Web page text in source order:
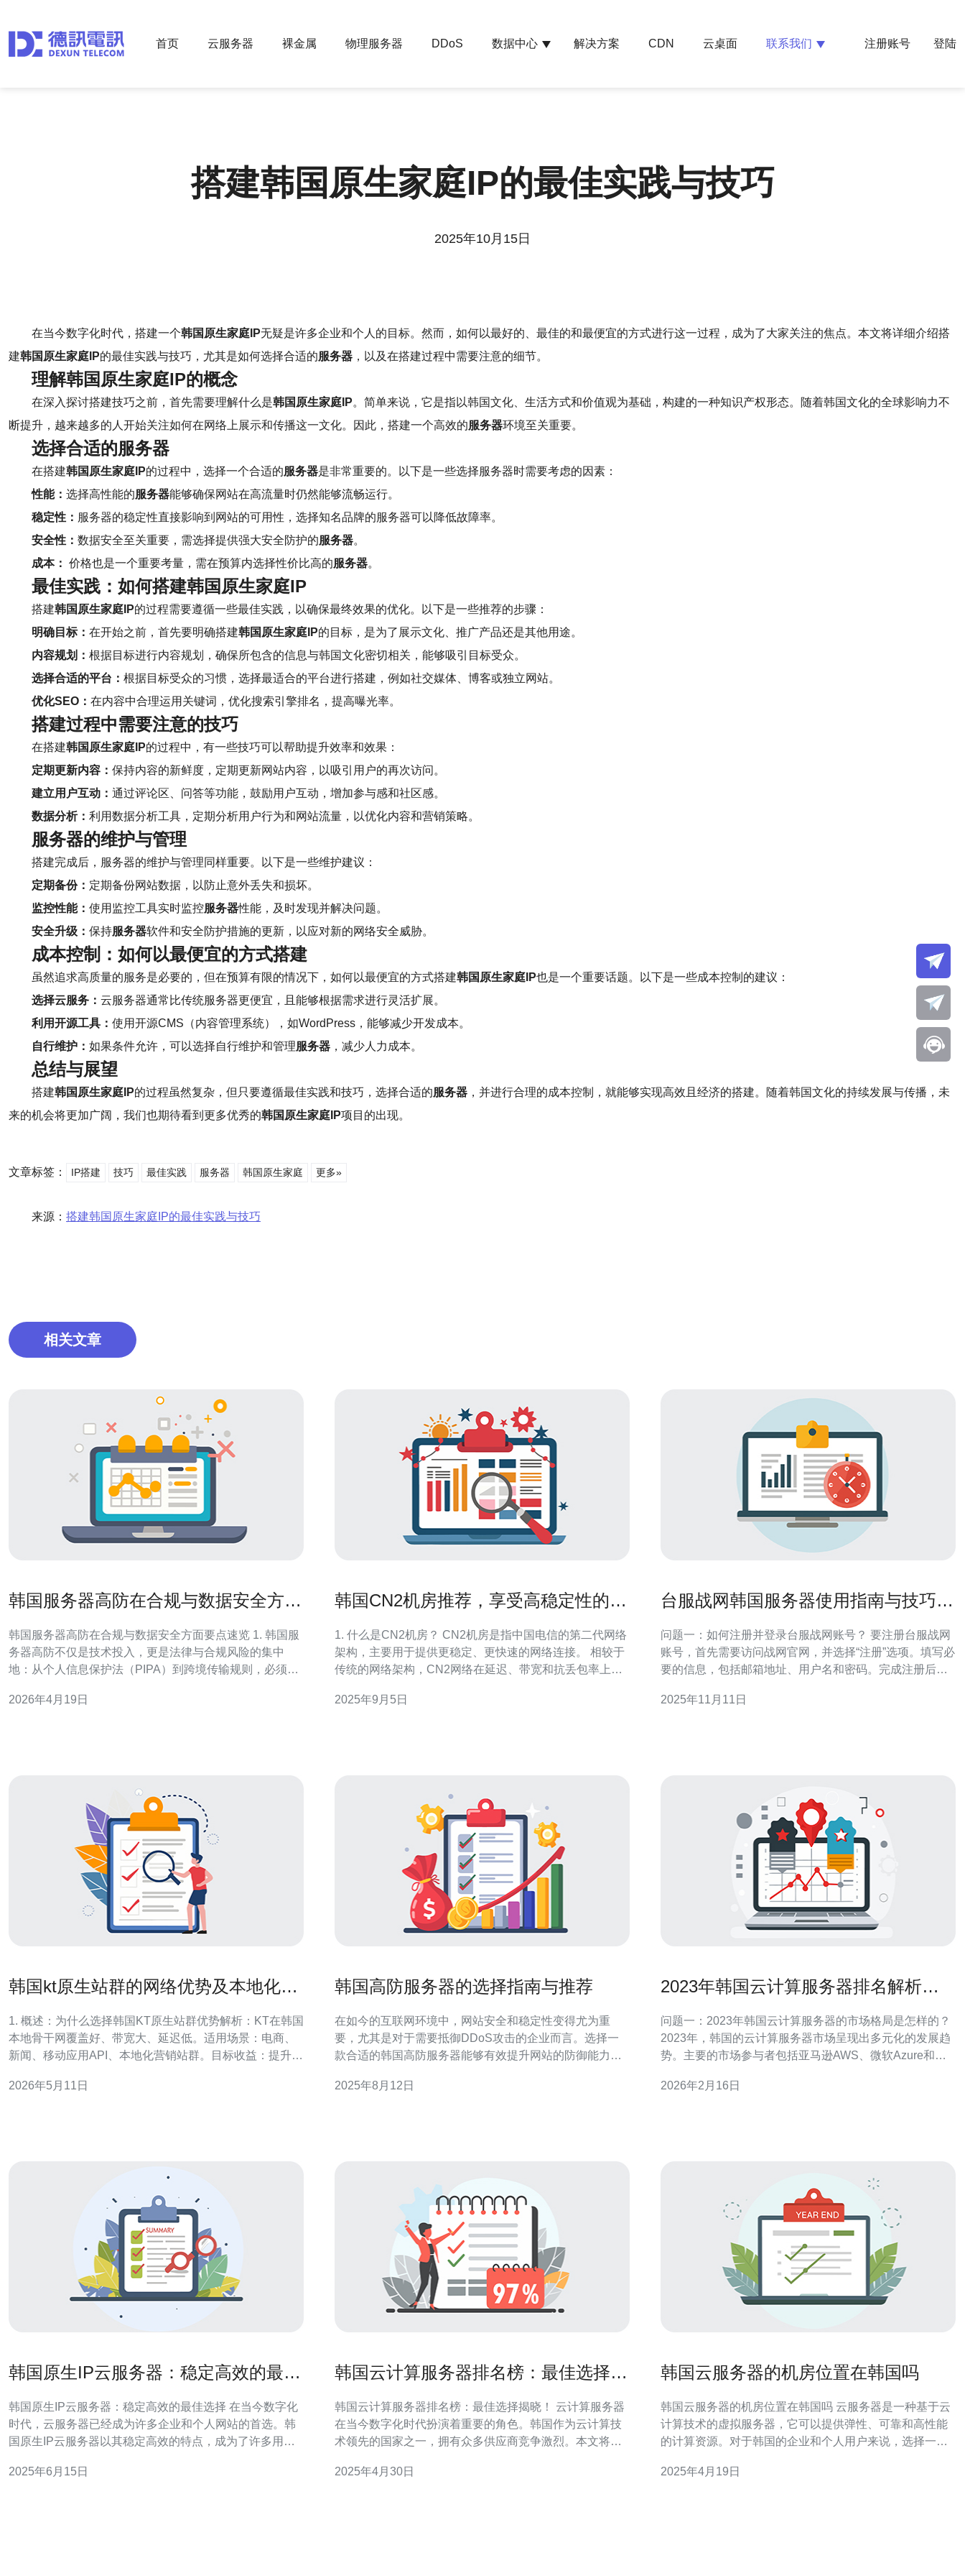
首页 云服务器 裸金属 物理服务器 DDoS 数据中心 解决方案 CDN 云桌面 联系我们 注册账号 登陆
搭建韩国原生家庭IP的最佳实践与技巧
2025年10月15日
在当今数字化时代，搭建一个韩国原生家庭IP无疑是许多企业和个人的目标。然而，如何以最好的、最佳的和最便宜的方式进行这一过程，成为了大家关注的焦点。本文将详细介绍搭
建韩国原生家庭IP的最佳实践与技巧，尤其是如何选择合适的服务器 ，以及在搭建过程中需要注意的细节。
理解韩国原生家庭IP的概念
在深入探讨搭建技巧之前，首先需要理解什么是韩国原生家庭IP。简单来说，它是指以韩国文化、生活方式和价值观为基础，构建的一种知识产权形态。随着韩国文化的全球影响力不
断提升，越来越多的人开始关注如何在网络上展示和传播这一文化。因此，搭建一个高效的服务器环境至关重要。
选择合适的服务器
在搭建韩国原生家庭IP的过程中，选择一个合适的服务器是非常重要的。以下是一些选择服务器时需要考虑的因素：
性能： 选择高性能的服务器能够确保网站在高流量时仍然能够流畅运行。
稳定性： 服务器的稳定性直接影响到网站的可用性，选择知名品牌的服务器可以降低故障率。
安全性： 数据安全至关重要，需选择提供强大安全防护的服务器。
成本： 价格也是一个重要考量，需在预算内选择性价比高的服务器。
最佳实践：如何搭建韩国原生家庭IP
搭建韩国原生家庭IP的过程需要遵循一些最佳实践，以确保最终效果的优化。以下是一些推荐的步骤：
明确目标： 在开始之前，首先要明确搭建韩国原生家庭IP的目标，是为了展示文化、推广产品还是其他用途。
内容规划： 根据目标进行内容规划，确保所包含的信息与韩国文化密切相关，能够吸引目标受众。
选择合适的平台： 根据目标受众的习惯，选择最适合的平台进行搭建，例如社交媒体、博客或独立网站。
优化SEO： 在内容中合理运用关键词，优化搜索引擎排名，提高曝光率。
搭建过程中需要注意的技巧
在搭建韩国原生家庭IP的过程中，有一些技巧可以帮助提升效率和效果：
定期更新内容： 保持内容的新鲜度，定期更新网站内容，以吸引用户的再次访问。
建立用户互动： 通过评论区、问答等功能，鼓励用户互动，增加参与感和社区感。
数据分析： 利用数据分析工具，定期分析用户行为和网站流量，以优化内容和营销策略。
服务器的维护与管理
搭建完成后，服务器的维护与管理同样重要。以下是一些维护建议：
定期备份： 定期备份网站数据，以防止意外丢失和损坏。
监控性能： 使用监控工具实时监控服务器性能，及时发现并解决问题。
安全升级： 保持服务器软件和安全防护措施的更新，以应对新的网络安全威胁。
成本控制：如何以最便宜的方式搭建
虽然追求高质量的服务是必要的，但在预算有限的情况下，如何以最便宜的方式搭建韩国原生家庭IP也是一个重要话题。以下是一些成本控制的建议：
选择云服务： 云服务器通常比传统服务器更便宜，且能够根据需求进行灵活扩展。
利用开源工具： 使用开源CMS（内容管理系统），如WordPress，能够减少开发成本。
自行维护： 如果条件允许，可以选择自行维护和管理服务器 ，减少人力成本。
总结与展望
搭建韩国原生家庭IP的过程虽然复杂，但只要遵循最佳实践和技巧，选择合适的服务器 ，并进行合理的成本控制，就能够实现高效且经济的搭建。随着韩国文化的持续发展与传播，未
来的机会将更加广阔，我们也期待看到更多优秀的韩国原生家庭IP项目的出现。
文章标签： IP搭建 技巧 最佳实践 服务器 韩国原生家庭 更多»
来源： 搭建韩国原生家庭IP的最佳实践与技巧
相关文章
韩国服务器高防在合规与数据安全方面
韩国服务器高防在合规与数据安全方面要点速览 1. 韩国服
务器高防不仅是技术投入，更是法律与合规风险的集中
地：从个人信息保护法（PIPA）到跨境传输规则，必须逐
合同保障与技术隔离，否则一次泄露可能触发多国监管与
2026年4月19日
韩国CN2机房推荐，享受高稳定性的云
1. 什么是CN2机房？ CN2机房是指中国电信的第二代网络
架构，主要用于提供更稳定、更快速的网络连接。 相较于
传统的网络架构，CN2网络在延迟、带宽和抗丢包率上有
效减少网络拥堵，确保数据传输的稳定性。 这使得CN2机
2025年9月5日
台服战网韩国服务器使用指南与技巧分
问题一：如何注册并登录台服战网账号？ 要注册台服战网
账号，首先需要访问战网官网，并选择“注册”选项。填写必
要的信息，包括邮箱地址、用户名和密码。完成注册后，
激活后，使用您的邮箱和密码登录即可。请确保使用一个
2025年11月11日
韩国kt原生站群的网络优势及本地化接
1. 概述：为什么选择韩国KT原生站群优势解析：KT在韩国
本地骨干网覆盖好、带宽大、延迟低。适用场景：电商、
新闻、移动应用API、本地化营销站群。目标收益：提升本
准备工作：账户与资源申请步骤一：注册KT Cloud或联系
2026年5月11日
韩国高防服务器的选择指南与推荐
在如今的互联网环境中，网站安全和稳定性变得尤为重
要，尤其是对于需要抵御DDoS攻击的企业而言。选择一
款合适的韩国高防服务器能够有效提升网站的防御能力与
帮助您在众多服务中做出明智决策。 为什么选择韩国高防
2025年8月12日
2023年韩国云计算服务器排名解析与
问题一：2023年韩国云计算服务器的市场格局是怎样的？
2023年，韩国的云计算服务器市场呈现出多元化的发展趋
势。主要的市场参与者包括亚马逊AWS、微软Azure和谷
Uplus等。根据最新的市场报告，亚马逊AWS仍然占据市
2026年2月16日
韩国原生IP云服务器：稳定高效的最佳
韩国原生IP云服务器：稳定高效的最佳选择 在当今数字化
时代，云服务器已经成为许多企业和个人网站的首选。韩
国原生IP云服务器以其稳定高效的特点，成为了许多用户
更高的稳定性和安全性。与共享IP的服务器相比，原生IP
2025年6月15日
韩国云计算服务器排名榜：最佳选择揭
韩国云计算服务器排名榜：最佳选择揭晓！ 云计算服务器
在当今数字化时代扮演着重要的角色。韩国作为云计算技
术领先的国家之一，拥有众多供应商竞争激烈。本文将为
选择。 1. 供应商A 供应商A是韩国云计算服务器市场的领
2025年4月30日
韩国云服务器的机房位置在韩国吗
韩国云服务器的机房位置在韩国吗 云服务器是一种基于云
计算技术的虚拟服务器，它可以提供弹性、可靠和高性能
的计算资源。对于韩国的企业和个人用户来说，选择一家
务。然而，有些人可能会质疑韩国云服务器的机房位置是
2025年4月19日